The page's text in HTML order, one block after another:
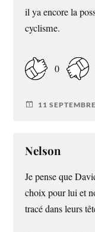
il ya encore la
cyclisme.
0
11
Nelson
Je pense que
choix pour lui et
tracé dans leurs